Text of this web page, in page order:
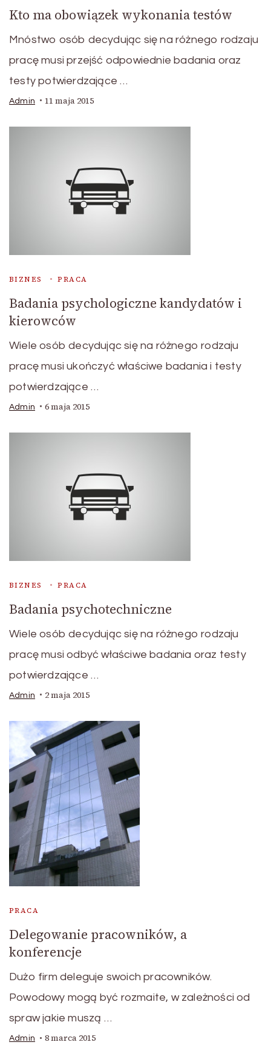
Kto ma obowiązek wykonania testów
Mnóstwo osób decydując się na różnego rodzaju
pracę musi przejść odpowiednie badania oraz
testy potwierdzające …
Admin 11 maja 2015
BIZNES PRACA
Badania psychologiczne kandydatów i
kierowców
Wiele osób decydując się na różnego rodzaju
pracę musi ukończyć właściwe badania i testy
potwierdzające …
Admin 6 maja 2015
BIZNES PRACA
Badania psychotechniczne
Wiele osób decydując się na różnego rodzaju
pracę musi odbyć właściwe badania oraz testy
potwierdzające …
Admin 2 maja 2015
PRACA
Delegowanie pracowników, a
konferencje
Dużo firm deleguje swoich pracowników.
Powodowy mogą być rozmaite, w zależności od
spraw jakie muszą …
Admin 8 marca 2015